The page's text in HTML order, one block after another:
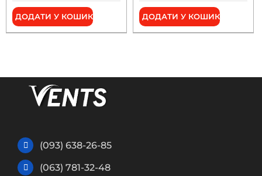
ДОДАТИ У КОШИК ДОДАТИ У КОШИК
(093) 638-26-85
(063) 781-32-48